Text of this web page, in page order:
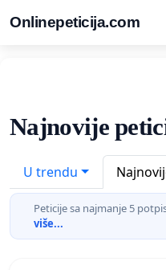
Onlinepeticija.com
Najnovije
U trendu
Peticije sa najmanje 5
više...